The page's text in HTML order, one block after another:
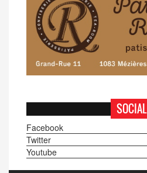
SOCIAL
Facebook
Twitter
Youtube